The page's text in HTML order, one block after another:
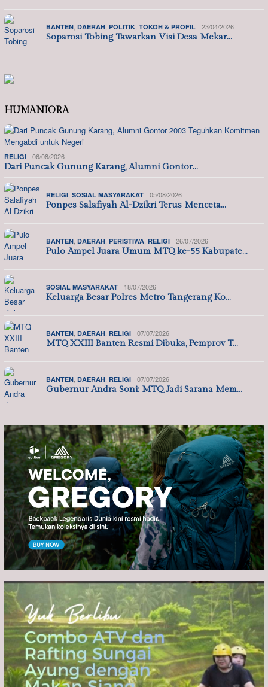
BANTEN DAERAH POLITIK TOKOH & PROFIL 23/04/2026
Soparosi Tobing Tawarkan Visi Desa Mekar…
HUMANIORA
RELIGI 06/08/2026
Dari Puncak Gunung Karang, Alumni Gontor…
RELIGI, SOSIAL MASYARAKAT 05/08/2026
Ponpes Salafiyah Al-Dzikri Terus Menceta…
BANTEN, DAERAH, PERISTIWA, RELIGI 26/07/2026
Pulo Ampel Juara Umum MTQ ke-55 Kabupate…
SOSIAL MASYARAKAT 18/07/2026
Keluarga Besar Polres Metro Tangerang Ko…
BANTEN, DAERAH, RELIGI 07/07/2026
MTQ XXIII Banten Resmi Dibuka, Pemprov T…
BANTEN, DAERAH, RELIGI 07/07/2026
Gubernur Andra Soni: MTQ Jadi Sarana Mem…